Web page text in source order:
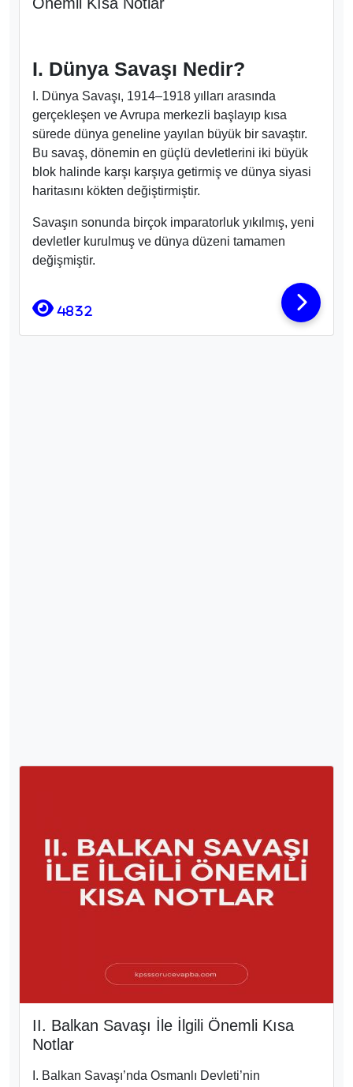
Notlar
yenilmesiyle Balkanlar’da bir güç boşluğu oluştu.
Osmanlı’dan alınan toprakları paylaşamayan
Balkan devletleri arasında anlaşmazlık çıktı ve bu
durum II. Balkan Savaşı’nın başlamasına neden
oldu. Bu yazıda II. Balkan Savaşı ile ilgili bilmeniz
gereken en önemli bilgileri kısa notlar halinde sizler
için derlemiş olduk.
2952
Nüfus Verileri
Türkiye İstatistik Kurumu (TÜİK), 2025 yılına
ait nüfus verilerini açıkladı. Maddeler halinde
güncel nüfus verileri :